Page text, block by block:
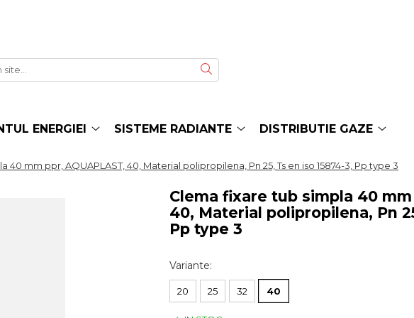
ENERGIEI SISTEME RADIANTE DISTRIBUTIE GAZE
40 mm ppr, AQUAPLAST, 40, Material polipropilena, Pn 25, Ts en iso 15874-3, Pp type 3
Clema fixare tub simpla 40 mm
40, Material polipropilena, Pn
Pp type 3
Variante:
20 25 32 40